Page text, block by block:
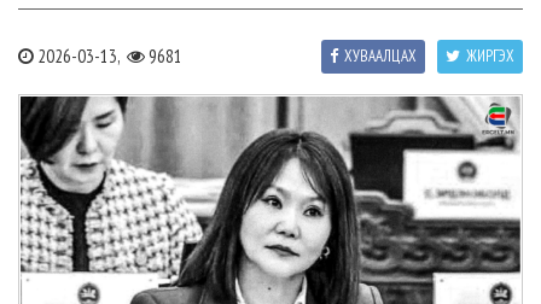
2026-03-13, 9681 ЖИРГЭХ
ХУВААЛЦАХ